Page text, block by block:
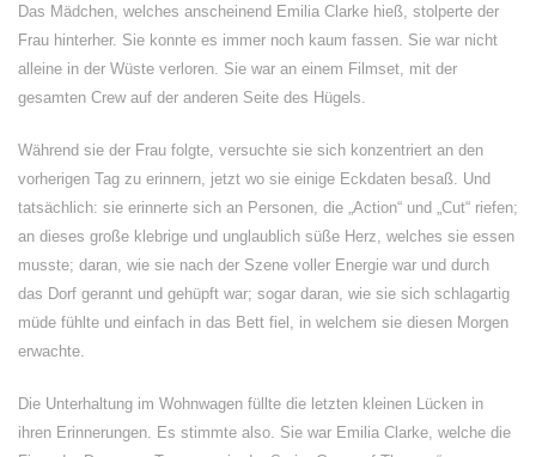
Das Mädchen, welches anscheinend Emilia Clarke hieß, stolperte der
Frau hinterher. Sie konnte es immer noch kaum fassen. Sie war nicht
alleine in der Wüste verloren. Sie war an einem Filmset, mit der
gesamten Crew auf der anderen Seite des Hügels.
Während sie der Frau folgte, versuchte sie sich konzentriert an den
vorherigen Tag zu erinnern, jetzt wo sie einige Eckdaten besaß. Und
tatsächlich: sie erinnerte sich an Personen, die „Action“ und „Cut“ riefen;
an dieses große klebrige und unglaublich süße Herz, welches sie essen
musste; daran, wie sie nach der Szene voller Energie war und durch
das Dorf gerannt und gehüpft war; sogar daran, wie sie sich schlagartig
müde fühlte und einfach in das Bett fiel, in welchem sie diesen Morgen
erwachte.
Die Unterhaltung im Wohnwagen füllte die letzten kleinen Lücken in
ihren Erinnerungen. Es stimmte also. Sie war Emilia Clarke, welche die